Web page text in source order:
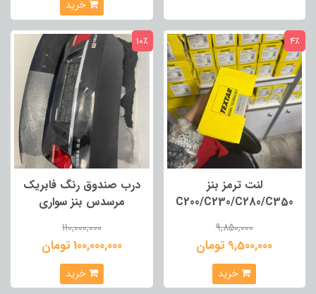
خرید
لنت ترمز بنز
C200/C230/C280/C350
9,850,000
9,500,000 تومان
4٪
خرید
درب صندوق رنگ فابریک
مرسدس بنز سواری
110,000,000
100,000,000 تومان
10٪
خرید